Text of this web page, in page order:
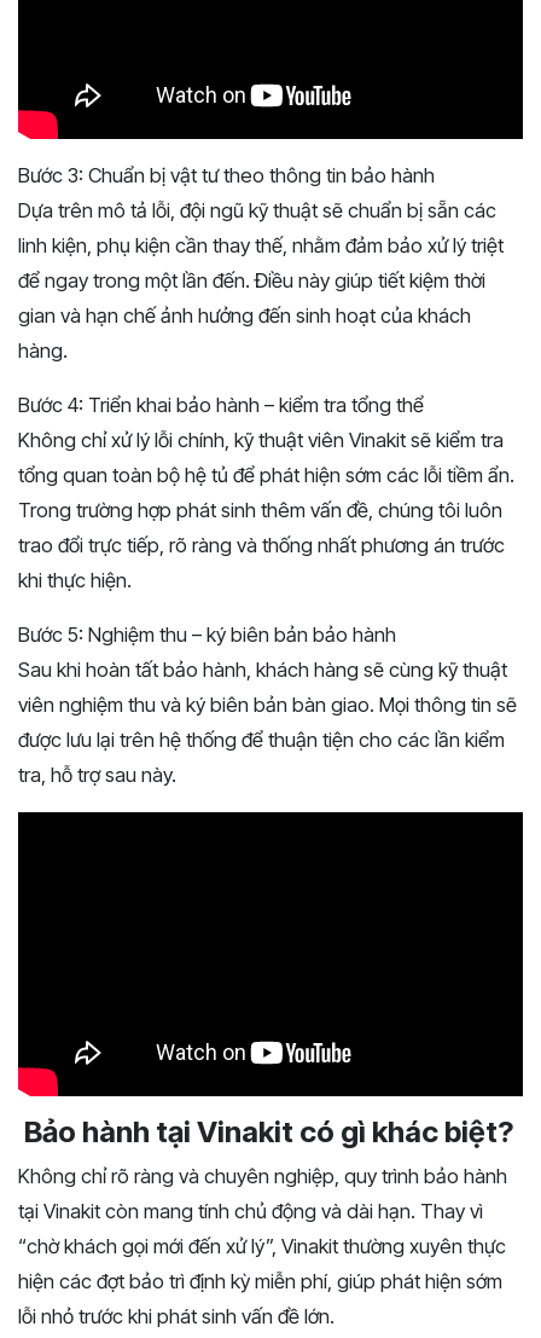
Bước 3: Chuẩn bị vật tư theo thông tin bảo hành
Dựa trên mô tả lỗi, đội ngũ kỹ thuật sẽ chuẩn bị sẵn các
linh kiện, phụ kiện cần thay thế, nhằm đảm bảo xử lý triệt
để ngay trong một lần đến. Điều này giúp tiết kiệm thời
gian và hạn chế ảnh hưởng đến sinh hoạt của khách
hàng.
Bước 4: Triển khai bảo hành – kiểm tra tổng thể
Không chỉ xử lý lỗi chính, kỹ thuật viên Vinakit sẽ kiểm tra
tổng quan toàn bộ hệ tủ để phát hiện sớm các lỗi tiềm ẩn.
Trong trường hợp phát sinh thêm vấn đề, chúng tôi luôn
trao đổi trực tiếp, rõ ràng và thống nhất phương án trước
khi thực hiện.
Bước 5: Nghiệm thu – ký biên bản bảo hành
Sau khi hoàn tất bảo hành, khách hàng sẽ cùng kỹ thuật
viên nghiệm thu và ký biên bản bàn giao. Mọi thông tin sẽ
được lưu lại trên hệ thống để thuận tiện cho các lần kiểm
tra, hỗ trợ sau này.
Bảo hành tại Vinakit có gì khác biệt?
Không chỉ rõ ràng và chuyên nghiệp, quy trình bảo hành
tại Vinakit còn mang tính chủ động và dài hạn. Thay vì
“chờ khách gọi mới đến xử lý”, Vinakit thường xuyên thực
hiện các đợt bảo trì định kỳ miễn phí, giúp phát hiện sớm
lỗi nhỏ trước khi phát sinh vấn đề lớn.